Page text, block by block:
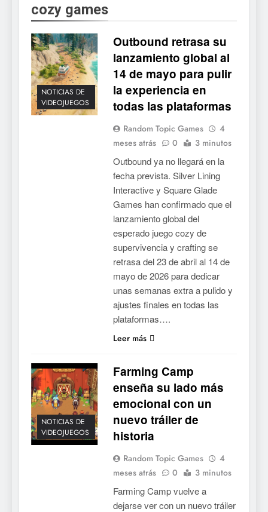
cozy games
NOTICIAS DE
VIDEOJUEGOS
Outbound retrasa su
lanzamiento global al
14 de mayo para pulir
la experiencia en
todas las plataformas
Random Topic Games
4
meses atrás
0 3 minutos
Outbound ya no llegará en la
fecha prevista. Silver Lining
Interactive y Square Glade
Games han confirmado que el
lanzamiento global del
esperado juego cozy de
supervivencia y crafting se
retrasa del 23 de abril al 14 de
mayo de 2026 para dedicar
unas semanas extra a pulido y
ajustes finales en todas las
plataformas….
Leer más
NOTICIAS DE
VIDEOJUEGOS
Farming Camp
enseña su lado más
emocional con un
nuevo tráiler de
historia
Random Topic Games
4
meses atrás
0 3 minutos
Farming Camp vuelve a
dejarse ver con un nuevo tráiler